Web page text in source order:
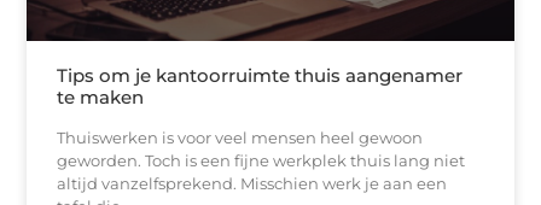
Tips om je kantoorruimte thuis aangenamer
te maken
Thuiswerken is voor veel mensen heel gewoon
geworden. Toch is een fijne werkplek thuis lang niet
altijd vanzelfsprekend. Misschien werk je aan een